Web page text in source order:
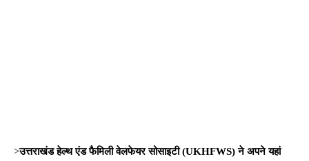
>उत्तराखंड हेल्थ एंड फैमिली वेलफेयर सोसाइटी (UKHFWS)ने अपने यहां